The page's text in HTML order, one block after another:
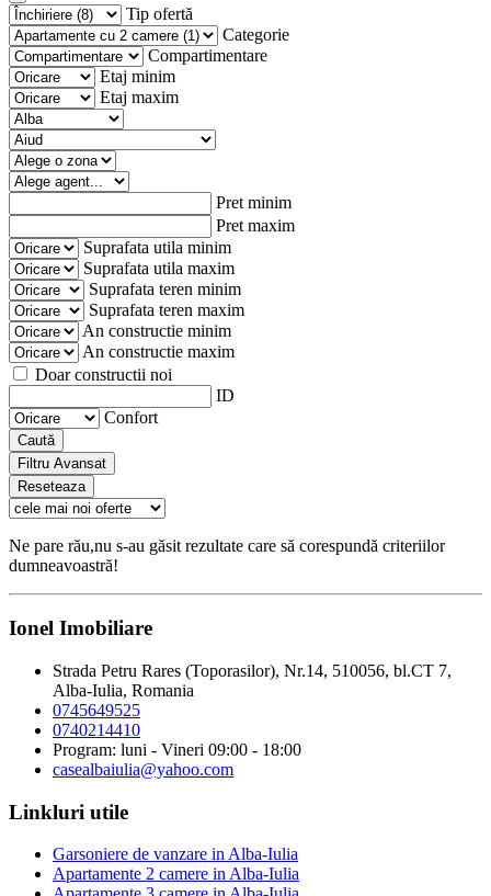
Tip ofertă
Categorie
Compartimentare
Etaj minim
Etaj maxim
Pret minim
Pret maxim
Suprafata utila minim
Suprafata utila maxim
Suprafata teren minim
Suprafata teren maxim
An constructie minim
An constructie maxim
Doar constructii noi
ID
Confort
Caută
Filtru Avansat
Reseteaza
Ne pare rău,nu s-au găsit rezultate care să corespundă criteriilor
dumneavoastră!
Ionel Imobiliare
Strada Petru Rares (Toporasilor), Nr.14, 510056, bl.CT 7,
Alba-Iulia, Romania
0745649525
0740214410
Program: luni - Vineri 09:00 - 18:00
casealbaiulia@yahoo.com
Linkluri utile
Garsoniere de vanzare in Alba-Iulia
Apartamente 2 camere in Alba-Iulia